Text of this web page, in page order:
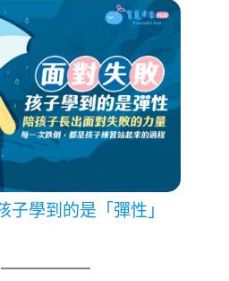
子學到的是「彈性」